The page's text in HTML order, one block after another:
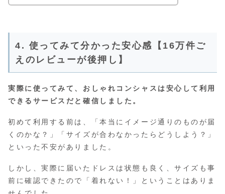
4. 使ってみて分かった安心感【16万件ご
えのレビューが後押し】
実際に使ってみて、おしゃれコンシャスは安心して利用
できるサービスだと確信しました。
初めて利用する前は、「本当にイメージ通りのものが届
くのかな？」「サイズが合わなかったらどうしよう？」
といった不安がありました。
しかし、実際に届いたドレスは状態も良く、サイズも事
前に確認できたので「着れない！」ということはありま